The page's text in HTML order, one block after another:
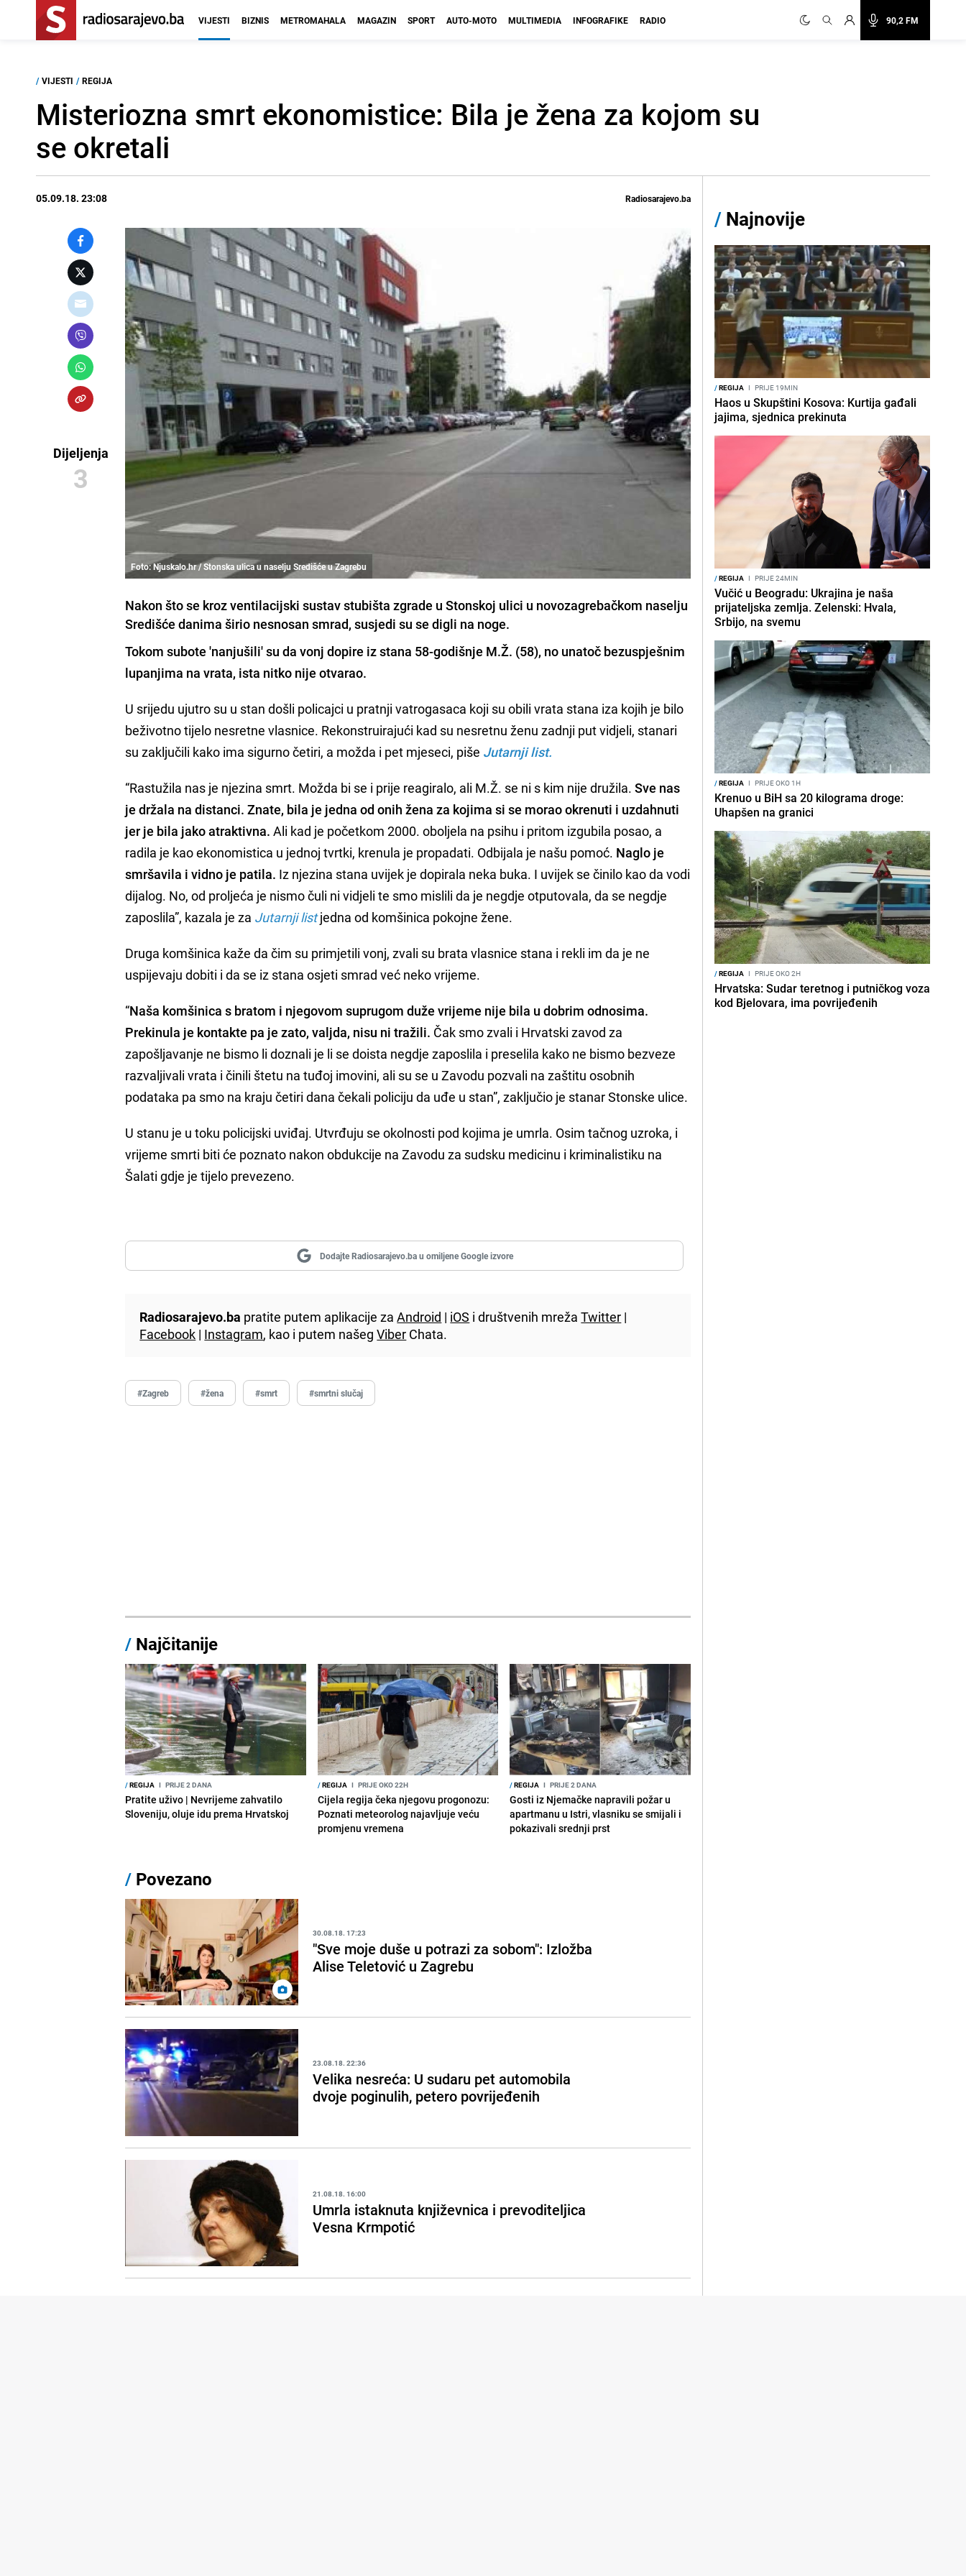
90,2 FM
VIJESTI BIZNIS METROMAHALA MAGAZIN SPORT AUTO-MOTO MULTIMEDIA INFOGRAFIKE RADIO
/ VIJESTI / REGIJA
Misteriozna smrt ekonomistice: Bila je žena za kojom su
se okretali
05.09.18. 23:08 Radiosarajevo.ba
Dijeljenja
3
Foto: Njuskalo.hr / Stonska ulica u naselju Središće u Zagrebu
Nakon što se kroz ventilacijski sustav stubišta zgrade u Stonskoj ulici u novozagrebačkom naselju
Središće danima širio nesnosan smrad, susjedi su se digli na noge.
Tokom subote 'nanjušili' su da vonj dopire iz stana 58-godišnje M.Ž. (58), no unatoč bezuspješnim
lupanjima na vrata, ista nitko nije otvarao.
U srijedu ujutro su u stan došli policajci u pratnji vatrogasaca koji su obili vrata stana iza kojih je bilo
beživotno tijelo nesretne vlasnice. Rekonstruirajući kad su nesretnu ženu zadnji put vidjeli, stanari
su zaključili kako ima sigurno četiri, a možda i pet mjeseci, piše Jutarnji list.
“Rastužila nas je njezina smrt. Možda bi se i prije reagiralo, ali M.Ž. se ni s kim nije družila.Sve nas
je držala na distanci. Znate, bila je jedna od onih žena za kojima si se morao okrenuti i uzdahnuti
jer je bila jako atraktivna. Ali kad je početkom 2000. oboljela na psihu i pritom izgubila posao, a
radila je kao ekonomistica u jednoj tvrtki, krenula je propadati. Odbijala je našu pomoć. Naglo je
smršavila i vidno je patila. Iz njezina stana uvijek je dopirala neka buka. I uvijek se činilo kao da vodi
dijalog. No, od proljeća je nismo čuli ni vidjeli te smo mislili da je negdje otputovala, da se negdje
zaposlila”, kazala je za Jutarnji listjedna od komšinica pokojne žene.
Druga komšinica kaže da čim su primjetili vonj, zvali su brata vlasnice stana i rekli im da je ne
uspijevaju dobiti i da se iz stana osjeti smrad već neko vrijeme.
“Naša komšinica s bratom i njegovom suprugom duže vrijeme nije bila u dobrim odnosima.
Prekinula je kontakte pa je zato, valjda, nisu ni tražili. Čak smo zvali i Hrvatski zavod za
zapošljavanje ne bismo li doznali je li se doista negdje zaposlila i preselila kako ne bismo bezveze
razvaljivali vrata i činili štetu na tuđoj imovini, ali su se u Zavodu pozvali na zaštitu osobnih
podataka pa smo na kraju četiri dana čekali policiju da uđe u stan”, zaključio je stanar Stonske ulice.
U stanu je u toku policijski uviđaj. Utvrđuju se okolnosti pod kojima je umrla. Osim tačnog uzroka, i
vrijeme smrti biti će poznato nakon obdukcije na Zavodu za sudsku medicinu i kriminalistiku na
Šalati gdje je tijelo prevezeno.
Dodajte Radiosarajevo.ba u omiljene Google izvore
Radiosarajevo.ba pratite putem aplikacije zaAndroid | iOS i društvenih mrežaTwitter |
Facebook | Instagram, kao i putem našegViber Chata.
#Zagreb #žena #smrt #smrtni slučaj
/ Najčitanije
/REGIJA I PRIJE 2 DANA
Pratite uživo | Nevrijeme zahvatilo
Sloveniju, oluje idu prema Hrvatskoj
/REGIJA I PRIJE OKO 22H
Cijela regija čeka njegovu progonozu:
Poznati meteorolog najavljuje veću
promjenu vremena
/REGIJA I PRIJE 2 DANA
Gosti iz Njemačke napravili požar u
apartmanu u Istri, vlasniku se smijali i
pokazivali srednji prst
/ Povezano
30.08.18. 17:23
"Sve moje duše u potrazi za sobom": Izložba
Alise Teletović u Zagrebu
23.08.18. 22:36
Velika nesreća: U sudaru pet automobila
dvoje poginulih, petero povrijeđenih
21.08.18. 16:00
Umrla istaknuta književnica i prevoditeljica
Vesna Krmpotić
/ Najnovije
/REGIJA I PRIJE 19MIN
Haos u Skupštini Kosova: Kurtija gađali
jajima, sjednica prekinuta
/REGIJA I PRIJE 24MIN
Vučić u Beogradu: Ukrajina je naša
prijateljska zemlja. Zelenski: Hvala,
Srbijo, na svemu
/REGIJA I PRIJE OKO 1H
Krenuo u BiH sa 20 kilograma droge:
Uhapšen na granici
/REGIJA I PRIJE OKO 2H
Hrvatska: Sudar teretnog i putničkog voza
kod Bjelovara, ima povrijeđenih